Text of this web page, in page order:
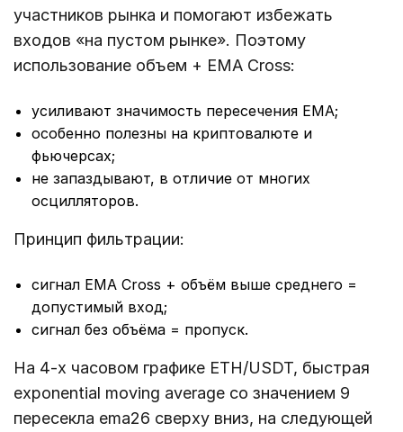
участников рынка и помогают избежать
входов «на пустом рынке». Поэтому
использование объем + EMA Cross:
усиливают значимость пересечения EMA;
особенно полезны на криптовалюте и
фьючерсах;
не запаздывают, в отличие от многих
осцилляторов.
Принцип фильтрации:
сигнал EMA Cross + объём выше среднего =
допустимый вход;
сигнал без объёма = пропуск.
На 4-х часовом графике ETH/USDT, быстрая
exponential moving average со значением 9
пересекла ema26 сверху вниз, на следующей